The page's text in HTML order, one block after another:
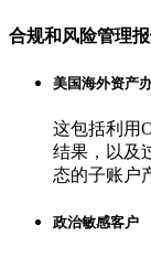
合规和风险管理
美国海外资产
这包括利用
结果，以及
态的子账户
政治敏感客户